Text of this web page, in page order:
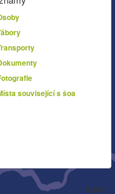
související s šoa
Autor